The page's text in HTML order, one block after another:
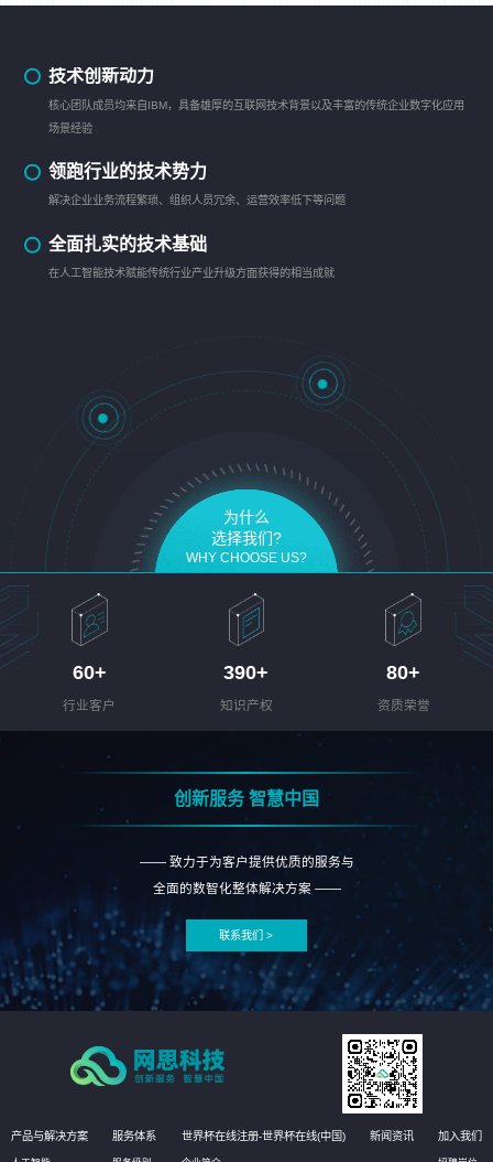
技术创新动力
核心团队成员均来自IBM，具备雄厚的互联网技术背景以及丰富的传统企业数字化应用
场景经验
领跑行业的技术势力
解决企业业务流程繁琐、组织人员冗余、运营效率低下等问题
全面扎实的技术基础
在人工智能技术赋能传统行业产业升级方面获得的相当成就
为什么
选择我们?
WHY CHOOSE US?
60+
行业客户
390+
知识产权
80+
资质荣誉
创新服务 智慧中国
—— 致力于为客户提供优质的服务与
全面的数智化整体解决方案 ——
联系我们 >
产品与解决方案 服务体系 世界杯在线注册-世界杯在线(中国) 新闻资讯 加入我们